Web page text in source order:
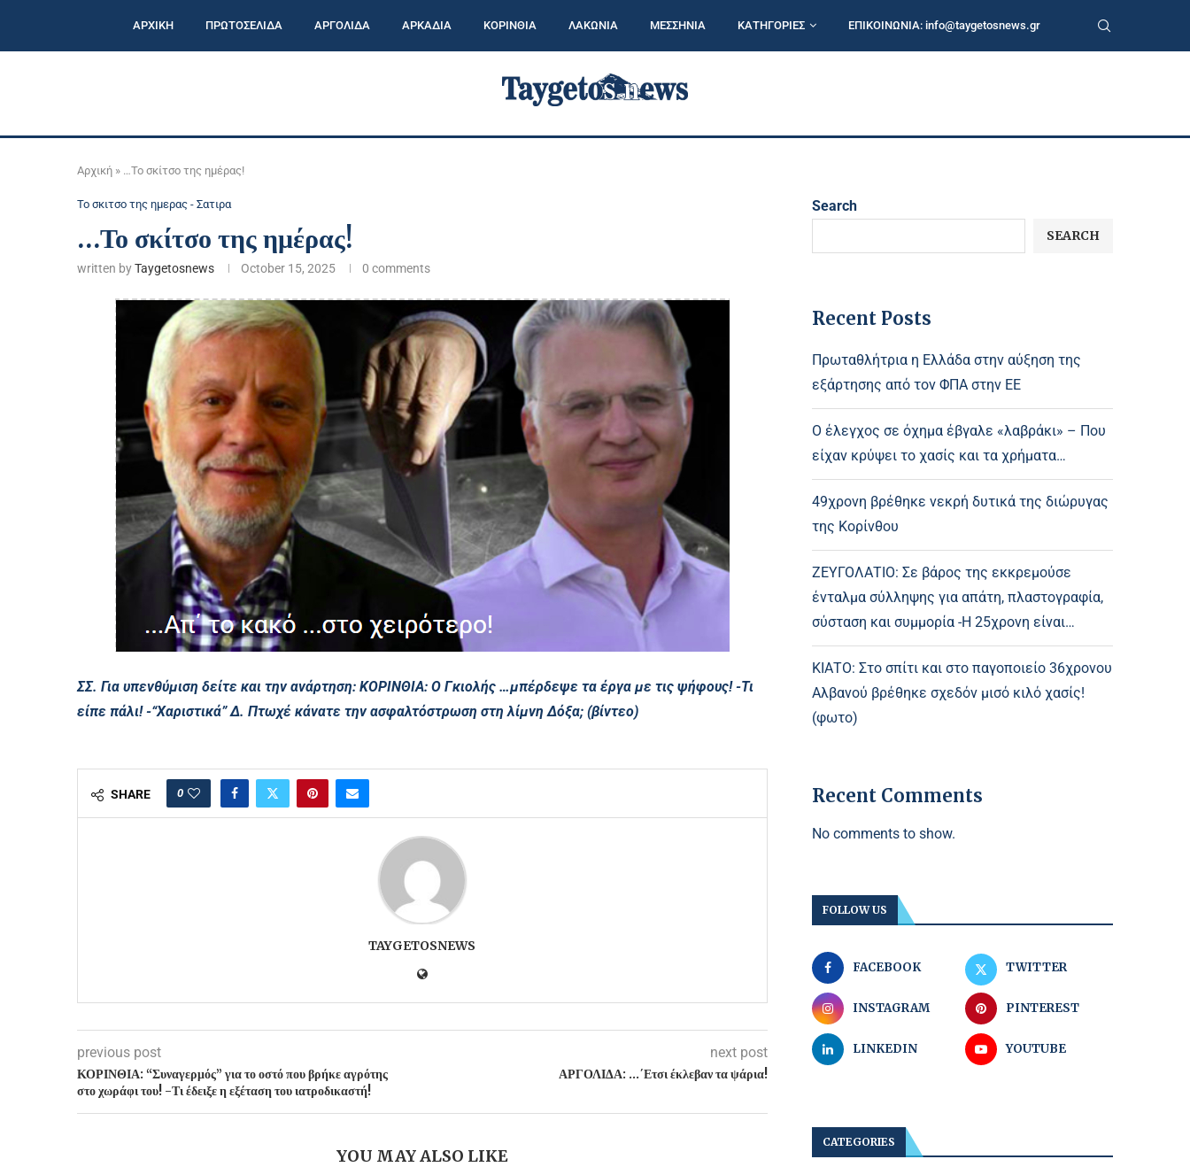
ΑΡΧΙΚΗ ΠΡΩΤΟΣΕΛΙΔΑ ΑΡΓΟΛΙΔΑ ΑΡΚΑΔΙΑ ΚΟΡΙΝΘΙΑ ΛΑΚΩΝΙΑ ΜΕΣΣΗΝΙΑ ΚΑΤΗΓΟΡΙΕΣ ΕΠΙΚΟΙΝΩΝΙΑ: info@taygetosnews.gr
Αρχική » …Το σκίτσο της ημέρας!
Το σκιτσο της ημερας - Σατιρα
…Το σκίτσο της ημέρας!
written byTaygetosnews October 15, 2025 0 comments
ΣΣ. Για υπενθύμιση δείτε και την ανάρτηση: ΚΟΡΙΝΘΙΑ: Ο Γκιολής …μπέρδεψε τα έργα με τις ψήφους! -Τι
είπε πάλι! -“Χαριστικά” Δ. Πτωχέ κάνατε την ασφαλτόστρωση στη λίμνη Δόξα; (βίντεο)
SHARE 0
TAYGETOSNEWS
previous post
ΚΟΡΙΝΘΙΑ: “Συναγερμός” για το οστό που βρήκε αγρότης
στο χωράφι του! -Τι έδειξε η εξέταση του ιατροδικαστή!
next post
ΑΡΓΟΛΙΔΑ: …΄Ετσι έκλεβαν τα ψάρια!
YOU MAY ALSO LIKE
Search
SEARCH
Recent Posts
Πρωταθλήτρια η Ελλάδα στην αύξηση της
εξάρτησης από τον ΦΠΑ στην ΕΕ
Ο έλεγχος σε όχημα έβγαλε «λαβράκι» – Που
είχαν κρύψει το χασίς και τα χρήματα…
49χρονη βρέθηκε νεκρή δυτικά της διώρυγας
της Κορίνθου
ΖΕΥΓΟΛΑΤΙΟ: Σε βάρος της εκκρεμούσε
ένταλμα σύλληψης για απάτη, πλαστογραφία,
σύσταση και συμμορία -Η 25χρονη είναι…
ΚΙΑΤΟ: Στο σπίτι και στο παγοποιείο 36χρονου
Αλβανού βρέθηκε σχεδόν μισό κιλό χασίς!
(φωτο)
Recent Comments
No comments to show.
FOLLOW US
FACEBOOK TWITTER
INSTAGRAM PINTEREST
LINKEDIN YOUTUBE
CATEGORIES